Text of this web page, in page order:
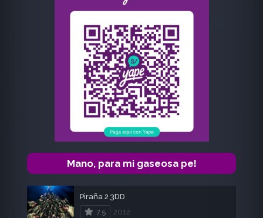
Mano, para mi gaseosa pe!
Piraña 2 3DD
7.5
2012